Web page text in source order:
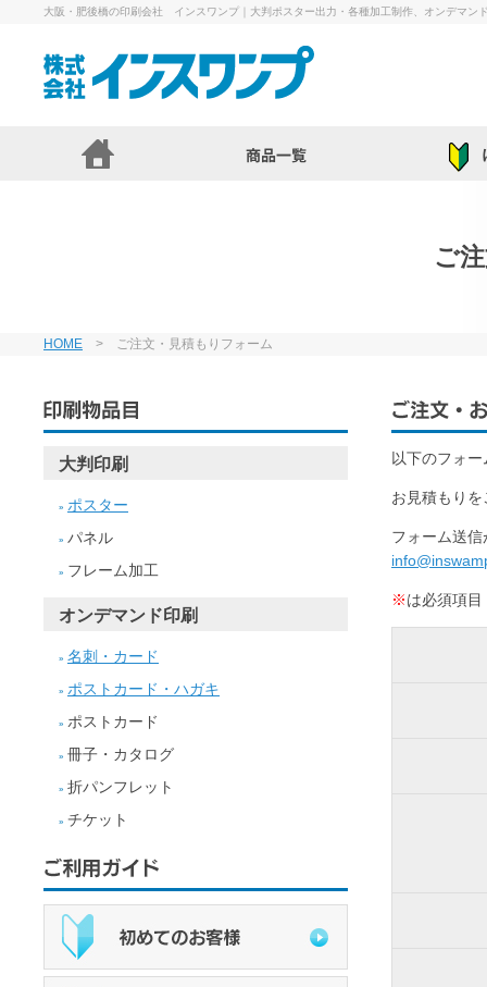
大阪・肥後橋の印刷会社 インスワンプ｜大判ポスター出力・各種加工制作、オンデマン
ご
HOME > ご注文・見積もりフォーム
以下のフォ
お見積もり
フォーム送
※は必須項目
大判印刷
» ポスター
» パネル
» フレーム加工
オンデマンド印刷
» 名刺・カード
» ポストカード・ハガキ
» ポストカード
» 冊子・カタログ
» 折パンフレット
» チケット